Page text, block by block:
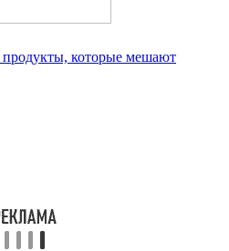
продукты, которые мешают